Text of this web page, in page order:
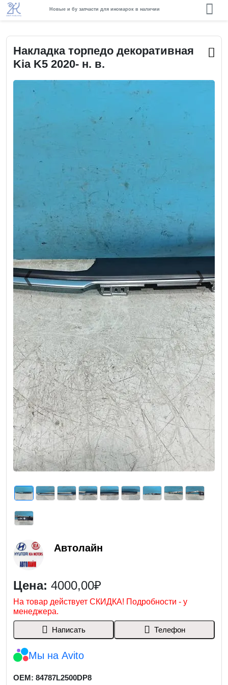
Новые и бу запчасти для иномарок в наличии
Накладка торпедо декоративная
Kia K5 2020- н. в.
❮Previous ❯Next
Автолайн
Цена: 4000,00₽
На товар действует СКИДКА! Подробности - у
менеджера.
Написать Телефон
Мы на Avito
OEM: 84787L2500DP8